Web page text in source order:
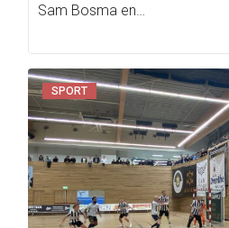
Sam Bosma en…
SPORT